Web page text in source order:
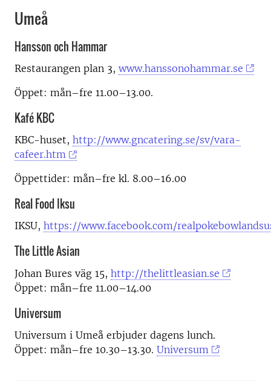
Umeå
Hansson och Hammar
Restaurangen plan 3, www.hanssonohammar.se
Öppet: mån–fre 11.00–13.00.
Kafé KBC
KBC-huset, http://www.gncatering.se/sv/vara-
cafeer.htm
Öppettider: mån–fre kl. 8.00–16.00
Real Food Iksu
IKSU, https://www.facebook.com/
The Little Asian
Johan Bures väg 15, http://thelittleasian.se
Öppet: mån–fre 11.00–14.00
Universum
Universum i Umeå erbjuder dagens lunch.
Öppet: mån–fre 10.30–13.30. Universum